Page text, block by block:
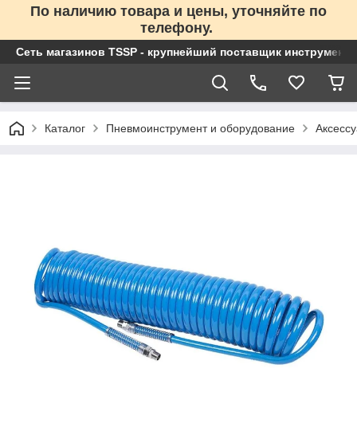
По наличию товара и цены, уточняйте по
телефону.
Сеть магазинов TSSP - крупнейший поставщик
Каталог Пневмоинструмент и оборудование